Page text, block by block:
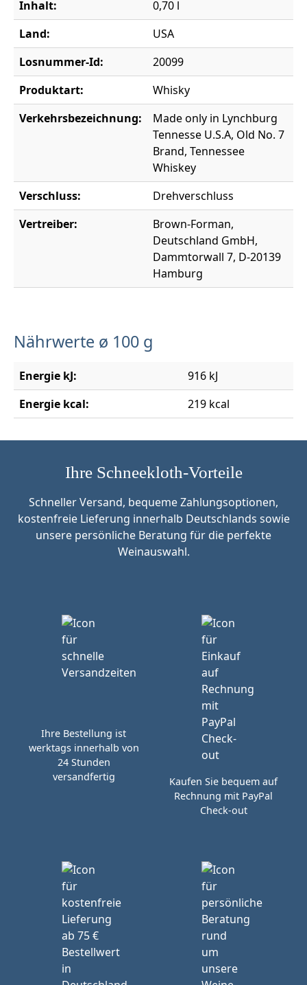
Inhalt:
0,70 l
Land:
USA
Losnummer-Id:
20099
Produktart:
Whisky
Verkehrsbezeichnung:
Made only in Lynchburg
Tennesse U.S.A, Old No. 7
Brand, Tennessee
Whiskey
Verschluss:
Drehverschluss
Vertreiber:
Brown-Forman,
Deutschland GmbH,
Dammtorwall 7, D-20139
Hamburg
Nährwerte ø 100 g
Energie kJ:
916 kJ
Energie kcal:
219 kcal
Ihre Schneekloth-Vorteile
Schneller Versand, bequeme Zahlungsoptionen,
kostenfreie Lieferung innerhalb Deutschlands sowie
unsere persönliche Beratung für die perfekte
Weinauswahl.
Ihre Bestellung ist
werktags innerhalb von
24 Stunden
versandfertig
Kaufen Sie bequem auf
Rechnung mit PayPal
Check-out